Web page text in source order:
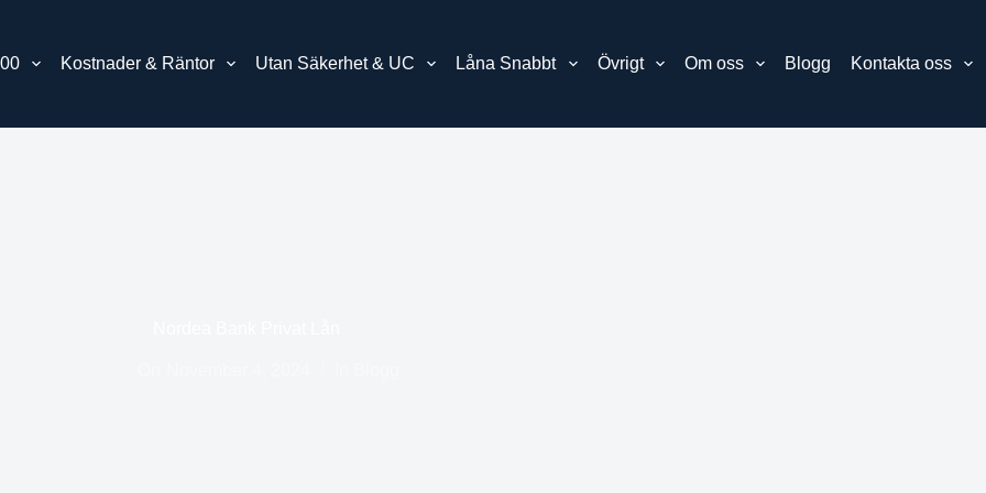
Kostnader & Räntor Utan Säkerhet & UC Låna Snabbt Övrigt Om oss Blogg Kontakta oss